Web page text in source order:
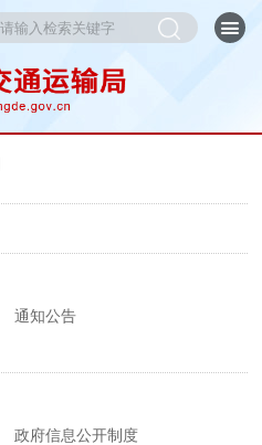
通知公告
政府信息公开制度